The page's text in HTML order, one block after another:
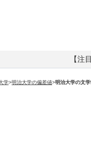
【注
学>明治大学の偏差値>明治大学の文